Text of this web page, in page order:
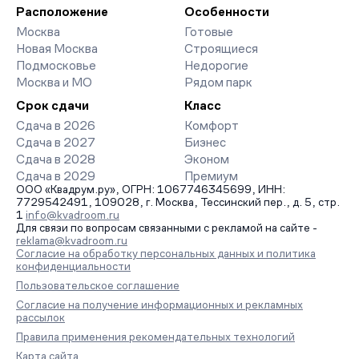
организует просмотр и поможет одобрить ипотеку по
минимальной ставке. Чтобы зафиксировать цену, оставьте
заявку на обратный звонок.
Расположение
Москва
Новая Москва
Подмосковье
Москва и МО
Особенности
Готовые
Строящиеся
Недорогие
Рядом парк
Срок сдачи
Сдача в 2026
Сдача в 2027
Сдача в 2028
Сдача в 2029
Класс
Комфорт
Бизнес
Эконом
Премиум
ООО «Квадрум.ру», ОГРН: 1067746345699, ИНН:
7729542491, 109028, г. Москва, Тессинский пер., д. 5, стр.
1 info@kvadroom.ru
Для связи по вопросам связанными с рекламой на сайте -
reklama@kvadroom.ru
Согласие на обработку персональных данных и политика
конфиденциальности
Пользовательское соглашение
Согласие на получение информационных и рекламных
рассылок
Правила применения рекомендательных технологий
Карта сайта